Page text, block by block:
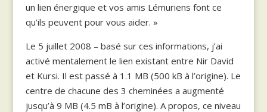
un lien énergique et vos amis Lémuriens font ce
qu’ils peuvent pour vous aider. »
Le 5 juillet 2008 – basé sur ces informations, j’ai
activé mentalement le lien existant entre Nir David
et Kursi. Il est passé à 1.1 MB (500 kB à l’origine). Le
centre de chacune des 3 cheminées a augmenté
jusqu’à 9 MB (4.5 mB à l’origine). A propos, ce niveau